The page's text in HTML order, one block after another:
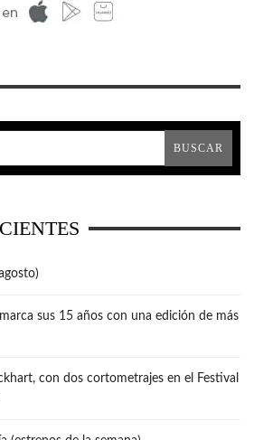
sus 15 años con una edición de más
con dos cortometrajes en el Festival